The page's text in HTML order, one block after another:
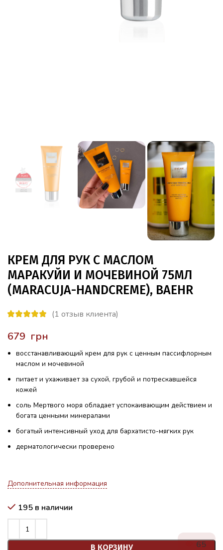
КРЕМ ДЛЯ РУК С МАСЛОМ
МАРАКУЙИ И МОЧЕВИНОЙ 75МЛ
(MARACUJA-HANDCREME), BAEHR
(1 отзыв клиента)
грн
восстанавливающий крем для рук с ценным пассифлорным
маслом и мочевиной
питает и ухаживает за сухой, грубой и потрескавшейся
кожей
соль Мертвого моря обладает успокаивающим действием и
богата ценными минералами
богатый интенсивный уход для бархатисто-мягких рук
дерматологически проверено
Дополнительная информация
195 в наличии
В КОРЗИНУ 65